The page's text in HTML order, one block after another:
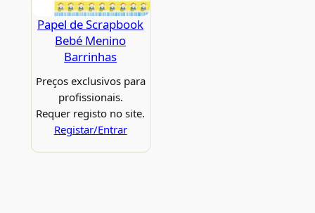
Papel de Scrapbook
Bebé Menino
Barrinhas
Preços exclusivos para
profissionais.
Requer registo no site.
Registar/Entrar